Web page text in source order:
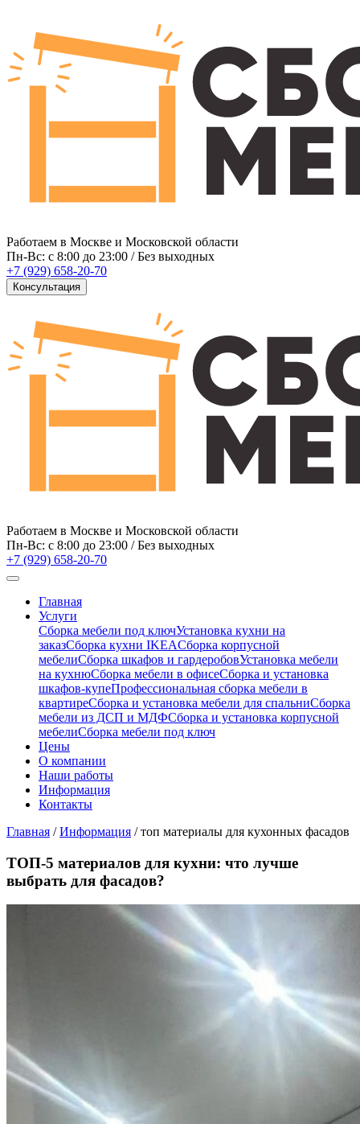
Работаем в Москве и Московской области
Пн-Вс: c 8:00 до 23:00 / Без выходных
+7 (929) 658-20-70
Консультация
Работаем в Москве и Московской области
Пн-Вс: c 8:00 до 23:00 / Без выходных
+7 (929) 658-20-70
Главная
Услуги
Сборка мебели под ключУстановка кухни на
заказСборка кухни IKEAСборка корпусной
мебелиСборка шкафов и гардеробовУстановка мебели
на кухнюСборка мебели в офисеСборка и установка
шкафов-купеПрофессиональная сборка мебели в
квартиреСборка и установка мебели для спальниСборка
мебели из ДСП и МДФСборка и установка корпусной
мебелиСборка мебели под ключ
Цены
О компании
Наши работы
Информация
Контакты
Главная / Информация / топ материалы для кухонных фасадов
ТОП-5 материалов для кухни: что лучше
выбрать для фасадов?